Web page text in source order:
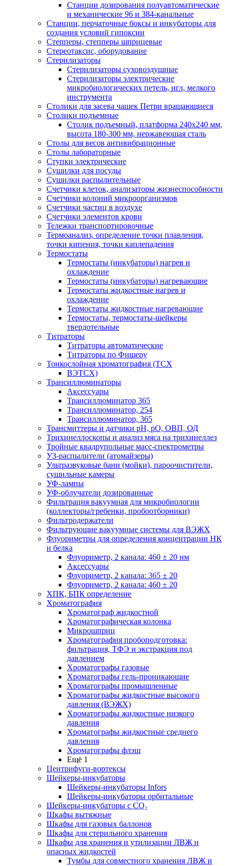
Станции дозирования полуавтоматические
и механические 96 и 384-канальные
Станции, перчаточные боксы и инкубаторы для
создания условий гипоксии
Степперы, степперы шприцевые
Стереотаксис, оборудование
Стерилизаторы
Стерилизаторы суховоздушные
Стерилизаторы электрические
микробиологических петель, игл, мелкого
инструмента
Столики для засева чашек Петри вращающиеся
Столики подъемные
Столик подъемный, платформа 240х240 мм,
высота 180-300 мм, нержавеющая сталь
Столы для весов антивибрационные
Столы лабораторные
Ступки электрические
Сушилки для посуды
Сушилки распылительные
Счетчики клеток, анализаторы жизнеспособности
Счетчики колоний микроорганизмов
Счетчики частиц в воздухе
Счетчики элементов крови
Тележки транспортировочные
Термоанализ, определение точки плавления,
точки кипения, точки каплепадения
Термостаты
Термостаты (инкубаторы) нагрев и
охлаждение
Термостаты (инкубаторы) нагревающие
Термостаты жидкостные нагрев и
охлаждение
Термостаты жидкостные нагревающие
Термостаты, термостаты-шейкеры
твердотельные
Титраторы
Титраторы автоматические
Титраторы по Фишеру
Тонкослойная хроматография (ТСХ
ВЭТСХ)
Трансиллюминаторы
Аксессуары
Трансиллюминатор 365
Трансиллюминатор, 254
Трансиллюминатор, 365
Трансмиттеры и датчики рН, рО, ОВП, ОД
Трихинеллоскопы и анализ мяса на трихинеллез
Тройные квадрупольные масс-спектрометры
УЗ-распылители (атомайзеры)
Ультразвуковые бани (мойки), пароочистители,
сушильные камеры
УФ-лампы
УФ-облучатели дозированные
Фильтрация вакуумная для микробиологии
(коллекторы/гребенки, пробоотборники)
Фильтродержатели
Фильтрующие вакуумные системы для ВЭЖХ
Флуориметры для определения концентрации НК
и белка
Флуориметр, 2 канала: 460 ± 20 нм
Аксессуары
Флуориметр, 2 канала: 365 ± 20
Флуориметр, 2 канала: 460 ± 20
ХПК, БПК определение
Хроматография
Хроматограф жидкостной
Хроматографическая колонка
Микрошприц
Хроматография пробоподготовка:
фильтрация, ТФЭ и экстракция под
давлением
Хроматографы газовые
Хроматографы гель-проникающие
Хроматографы промышленные
Хроматографы жидкостные высокого
давления (ВЭЖХ)
Хроматографы жидкостные низкого
давления
Хроматографы жидкостные среднего
давления
Хроматографы флэш
Ещё 1
Центрифуги-вортексы
Шейкеры-инкубаторы
Шейкеры-инкубаторы Infors
Шейкеры-инкубаторы орбитальные
Шейкеры-инкубаторы с CО₂
Шкафы вытяжные
Шкафы для газовых баллонов
Шкафы для стерильного хранения
Шкафы для хранения и утилизации ЛВЖ и
опасных жидкостей
Тумбы для совместного хранения ЛВЖ и